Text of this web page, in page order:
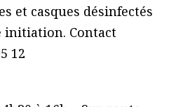
et casques désinfectés
initiation. Contact
12